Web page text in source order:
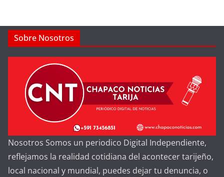
Sobre Nosotros
Nosotros Somos un periodico Digital Independiente,
reflejamos la realidad cotidiana del acontecer tarijeño,
local nacional y mundial, puedes dejar tu denuncia, o